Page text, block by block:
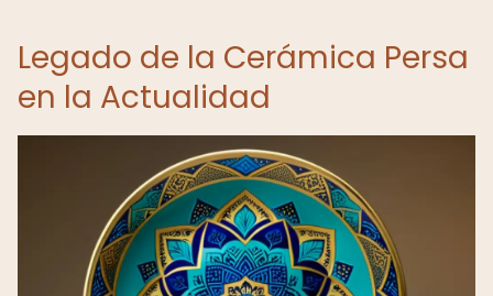
Legado de la Cerámica Persa
en la Actualidad